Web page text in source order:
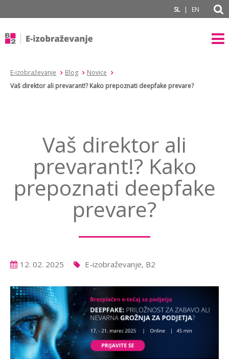
SL | EN
E-izobraževanje Blog
Novice
Vaš direktor ali prevarant!? Kako prepoznati deepfake prevare?
Vaš direktor ali
prevarant!? Kako
prepoznati deepfake
prevare?
12. 02. 2025 E-izobraževanje, B2